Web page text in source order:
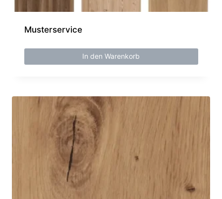
Musterservice
In den Warenkorb